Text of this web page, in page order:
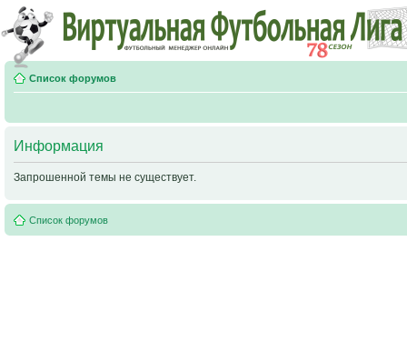
Список форумов
Информация
Запрошенной темы не существует.
Список форумов